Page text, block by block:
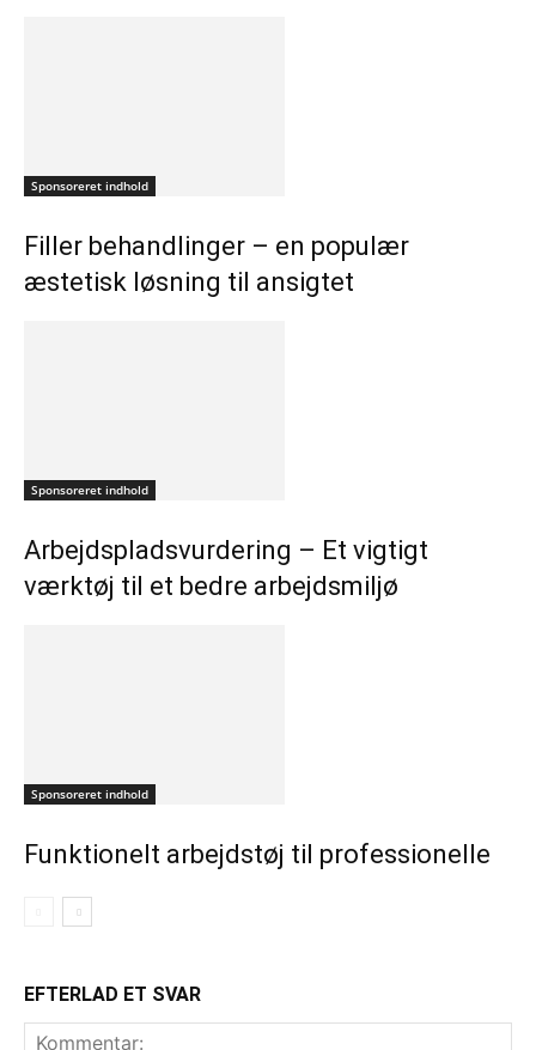
Sponsoreret indhold
Filler behandlinger – en populær
æstetisk løsning til ansigtet
Sponsoreret indhold
Arbejdspladsvurdering – Et vigtigt
værktøj til et bedre arbejdsmiljø
Sponsoreret indhold
Funktionelt arbejdstøj til professionelle
EFTERLAD ET SVAR